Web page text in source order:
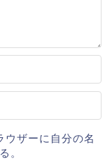
ウザーに自分の名
。